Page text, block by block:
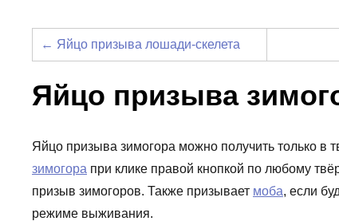
← Яйцо призыва лошади-скелета
Яйцо призыва
Яйцо призыва зимогора можно получить только
зимогора при клике правой кнопкой по любому
призыв зимогоров. Также призывает моба, если
режиме выживания.